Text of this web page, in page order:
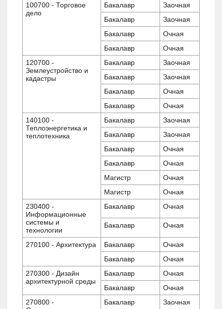
100700 - Торговое
дело
Бакалавр
Заочная
Бакалавр
Заочная
Бакалавр
Очная
Бакалавр
Очная
120700 -
Землеустройство и
кадастры
Бакалавр
Заочная
Бакалавр
Заочная
Бакалавр
Очная
Бакалавр
Очная
140100 -
Теплоэнергетика и
теплотехника
Бакалавр
Заочная
Бакалавр
Заочная
Бакалавр
Очная
Бакалавр
Очная
Магистр
Очная
Магистр
Очная
230400 -
Информационные
системы и
технологии
Бакалавр Очная
Бакалавр Очная
270100 - Архитектура Бакалавр
Очная
Бакалавр
Очная
270300 - Дизайн
архитектурной среды
Бакалавр
Очная
Бакалавр
Очная
270800 -
Бакалавр
Заочная